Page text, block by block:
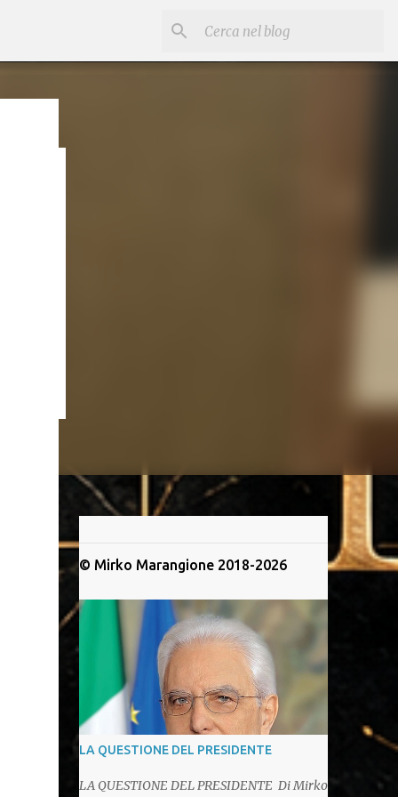
in
© Mirko Marangione 2018-2026
LA QUESTIONE DEL PRESIDENTE
LA QUESTIONE DEL PRESIDENTE Di Mirko